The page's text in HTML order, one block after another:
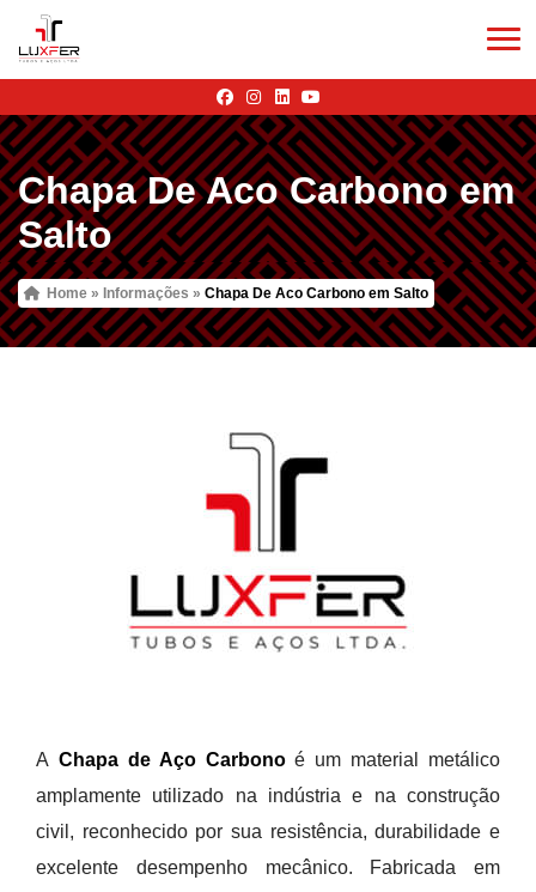
Chapa De Aco Carbono em
Salto
Home » Informações » Chapa De Aco Carbono em Salto
A Chapa de Aço Carbonoé um material metálico
amplamente utilizado na indústria e na construção
civil, reconhecido por sua resistência, durabilidade e
excelente desempenho mecânico. Fabricada em